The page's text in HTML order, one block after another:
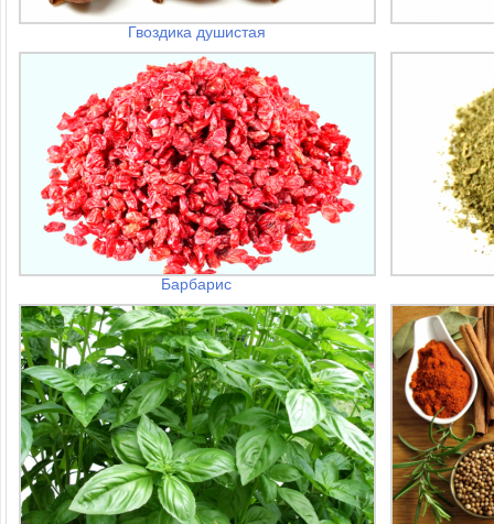
Гвоздика душистая
Барбарис